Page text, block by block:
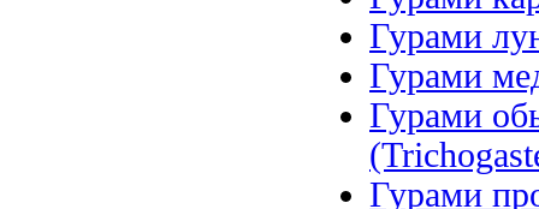
Гурами
Гурами
Гурами
Гурами